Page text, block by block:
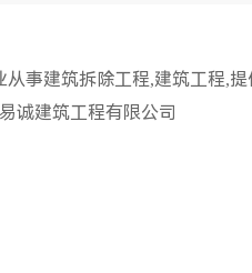
事建筑拆除工程,建筑工程,
诚建筑工程有限公司